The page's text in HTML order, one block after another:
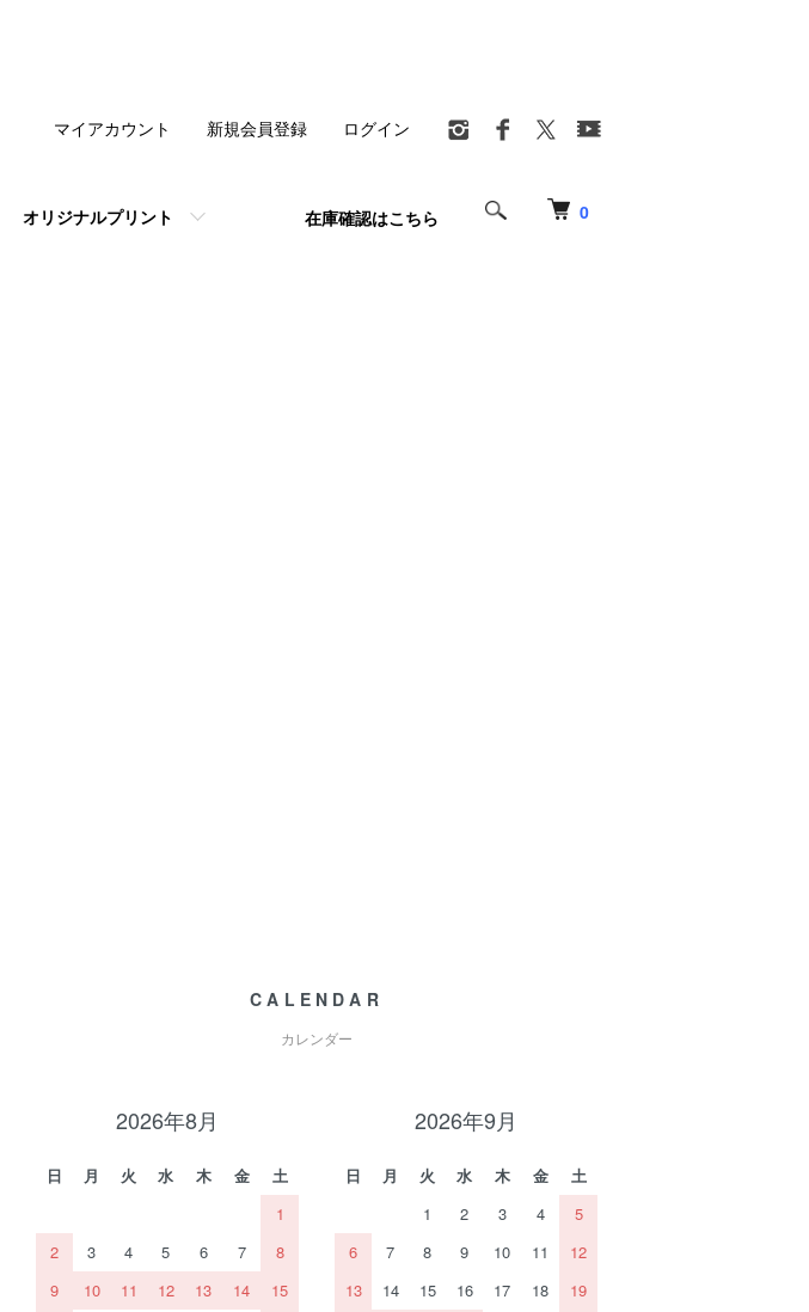
0
オリジナルプリント 在庫確認はこちら
マイアカウント 新規会員登録 ログイン
CALENDAR
カレンダー
2026年8月
日 月 火 水 木 金
土
1
2
3 4 5 6 7
8
9
10 11 12 13 14
15
2026年9月
日 月 火 水 木 金
土
1
2 3 4
5
6
7 8 9 10 11
12
13
14 15 16 17 18
19